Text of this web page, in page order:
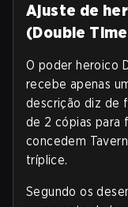
Ajuste de
(Double
O poder heroico
recebe apenas
descrição diz de
de 2 cópias para
concedem
tríplice.
Segundo os